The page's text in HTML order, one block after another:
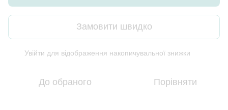
Замовити швидко
Увійти для відображення накопичувальної знижки
До обраного Порівняти